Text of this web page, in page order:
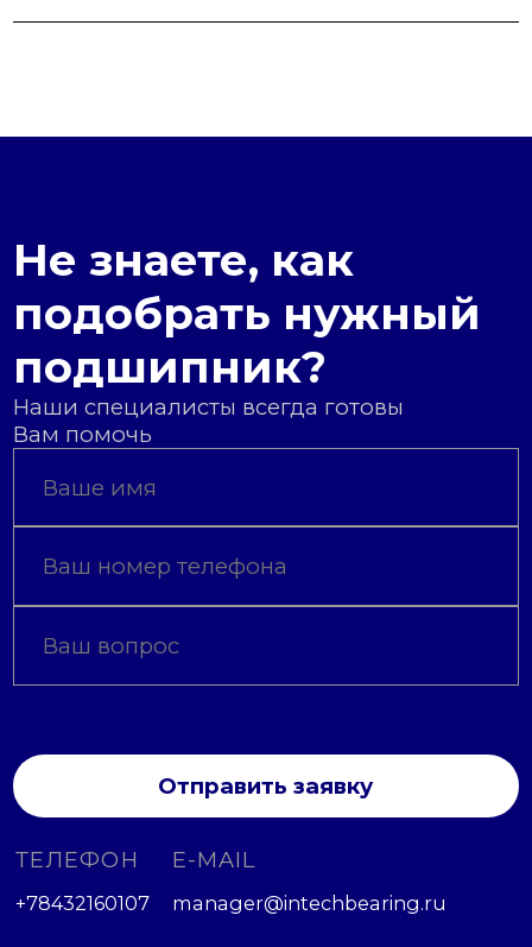
Не знаете, как
подобрать нужный
подшипник?
Наши специалисты всегда готовы
Вам помочь
Отправить заявку
ТЕЛЕФОН
+78432160107
E-MAIL
manager@intechbearing.ru